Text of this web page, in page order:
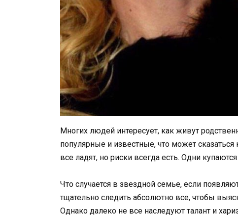
Многих людей интересует, как живут
популярные и известные, что может
все ладят, но риски всегда есть. Одни
Что случается в звездной семье, если
тщательно следить абсолютно все, чтобы
Однако далеко не все наследуют талант и